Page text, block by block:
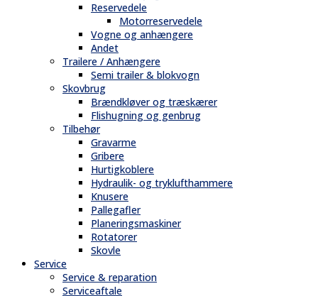
Reservedele
Motorreservedele
Vogne og anhængere
Andet
Trailere / Anhængere
Semi trailer & blokvogn
Skovbrug
Brændkløver og træskærer
Flishugning og genbrug
Tilbehør
Gravarme
Gribere
Hurtigkoblere
Hydraulik- og tryklufthammere
Knusere
Pallegafler
Planeringsmaskiner
Rotatorer
Skovle
Service
Service & reparation
Serviceaftale